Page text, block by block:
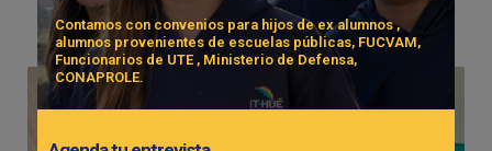
Contamos con convenios para hijos de ex alumnos ,
alumnos provenientes de escuelas públicas, FUCVAM,
Funcionarios de UTE , Ministerio de Defensa,
CONAPROLE.